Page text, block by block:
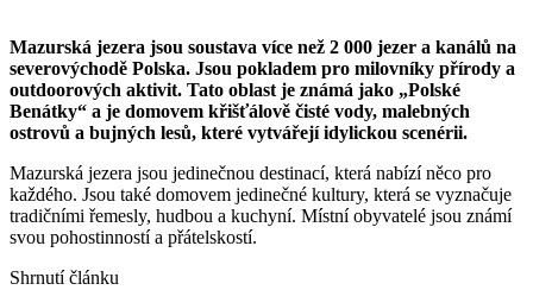
Mazurská jezera jsou soustava více než 2 000 jezer a kanálů na
severovýchodě Polska. Jsou pokladem pro milovníky přírody a
outdoorových aktivit. Tato oblast je známá jako „Polské
Benátky“ a je domovem křišťálově čisté vody, malebných
ostrovů a bujných lesů, které vytvářejí idylickou scenérii.
Mazurská jezera jsou jedinečnou destinací, která nabízí něco pro
každého. Jsou také domovem jedinečné kultury, která se vyznačuje
tradičními řemesly, hudbou a kuchyní. Místní obyvatelé jsou známí
svou pohostinností a přátelskostí.
Shrnutí článku